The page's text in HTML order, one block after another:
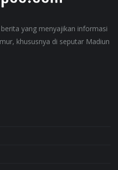
yang menyajikan informasi
khususnya di seputar Madiun